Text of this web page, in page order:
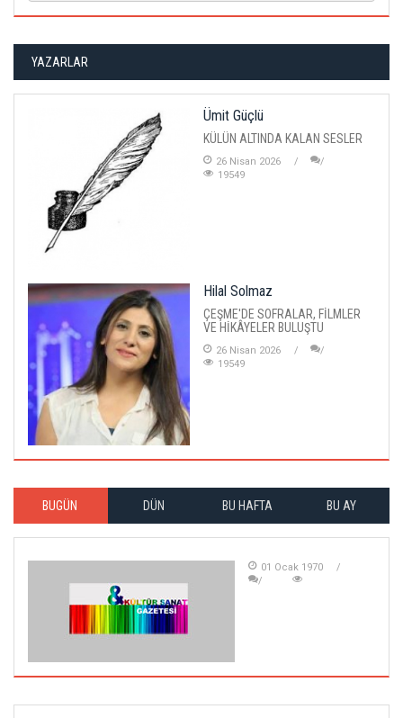
YAZARLAR
Ümit Güçlü
KÜLÜN ALTINDA KALAN SESLER
26 Nisan 2026
19549
Hilal Solmaz
ÇEŞME'DE SOFRALAR, FİLMLER
VE HİKÂYELER BULUŞTU
26 Nisan 2026
19549
BUGÜN DÜN BU HAFTA BU AY
01 Ocak 1970